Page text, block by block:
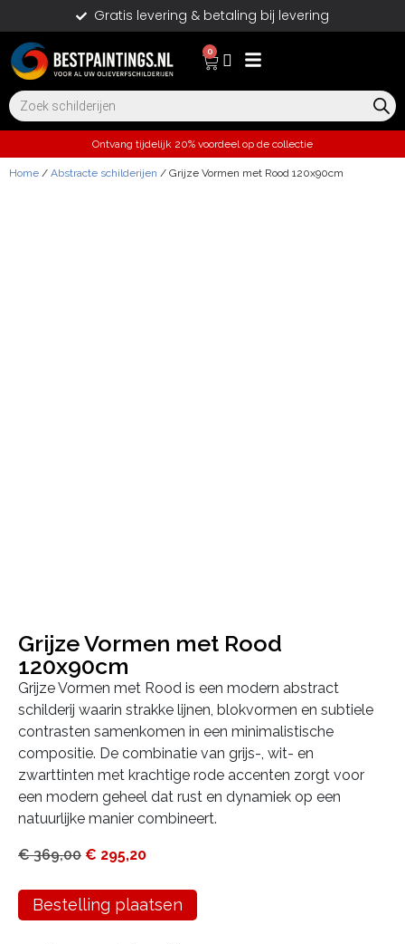
Gratis levering & betaling bij levering
0
Ontvang tijdelijk 20% voordeel op de collectie
Home / Abstracte schilderijen / Grijze Vormen met Rood 120x90cm
Grijze Vormen met Rood
120x90cm
Grijze Vormen met Rood is een modern abstract
schilderij waarin strakke lijnen, blokvormen en subtiele
contrasten samenkomen in een minimalistische
compositie. De combinatie van grijs-, wit- en
zwarttinten met krachtige rode accenten zorgt voor
een modern geheel dat rust en dynamiek op een
natuurlijke manier combineert.
€369,00 € 295,20
Bestelling plaatsen